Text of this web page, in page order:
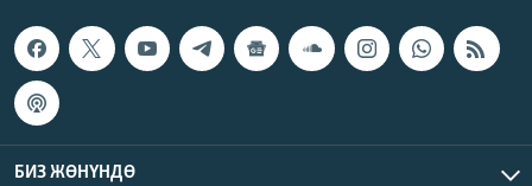
БИЗ ЖӨНҮНДӨ